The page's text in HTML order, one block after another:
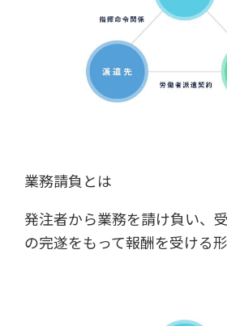
業務請負とは
発注者から業務を請け負い、
の完遂をもって報酬を受ける形